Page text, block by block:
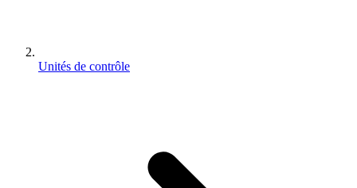
Unités de contrôle